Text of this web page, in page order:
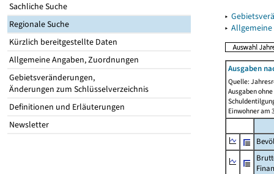
Sachliche Suche
Regionale Suche
Kürzlich bereitgestellte Daten
Allgemeine Angaben, Zuordnungen
Gebietsveränderungen,
Änderungen zum Schlüsselverzeichnis
Definitionen und Erläuterungen
Newsletter
▸
▸
Ausgaben
Quelle:
Ausgaben
Einwohner am